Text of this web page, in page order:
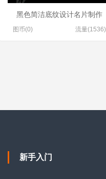
黑色简洁底纹设计名片制作
图币(0) 流量(1536)
新手入门